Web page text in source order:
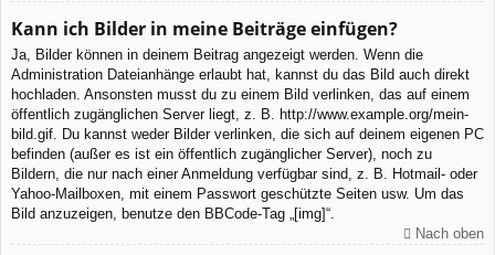
Kann ich Bilder in meine Beiträge einfügen?
Ja, Bilder können in deinem Beitrag angezeigt werden. Wenn die
Administration Dateianhänge erlaubt hat, kannst du das Bild auch direkt
hochladen. Ansonsten musst du zu einem Bild verlinken, das auf einem
öffentlich zugänglichen Server liegt, z. B. http://www.example.org/mein-
bild.gif. Du kannst weder Bilder verlinken, die sich auf deinem eigenen PC
befinden (außer es ist ein öffentlich zugänglicher Server), noch zu
Bildern, die nur nach einer Anmeldung verfügbar sind, z. B. Hotmail- oder
Yahoo-Mailboxen, mit einem Passwort geschützte Seiten usw. Um das
Bild anzuzeigen, benutze den BBCode-Tag „[img]“.
Nach oben